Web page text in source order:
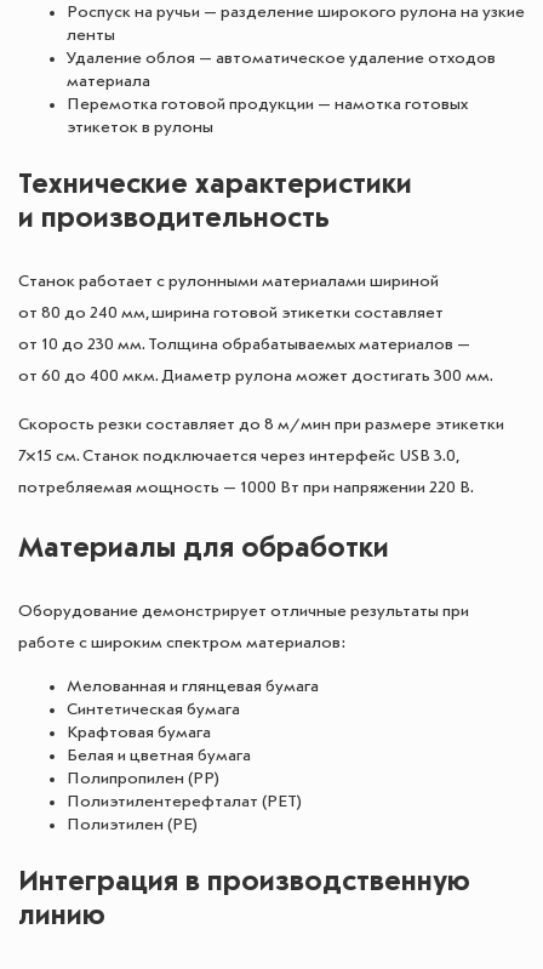
Роспуск на ручьи — разделение широкого рулона на узкие
ленты
Удаление облоя — автоматическое удаление отходов
материала
Перемотка готовой продукции — намотка готовых
этикеток в рулоны
Технические характеристики
и производительность
Станок работает с рулонными материалами шириной
от 80 до 240 мм, ширина готовой этикетки составляет
от 10 до 230 мм. Толщина обрабатываемых материалов —
от 60 до 400 мкм. Диаметр рулона может достигать 300 мм.
Скорость резки составляет до 8 м/мин при размере этикетки
7×15 см. Станок подключается через интерфейс USB 3.0,
потребляемая мощность — 1000 Вт при напряжении 220 В.
Материалы для обработки
Оборудование демонстрирует отличные результаты при
работе с широким спектром материалов:
Мелованная и глянцевая бумага
Синтетическая бумага
Крафтовая бумага
Белая и цветная бумага
Полипропилен (PP)
Полиэтилентерефталат (PET)
Полиэтилен (PE)
Интеграция в производственную
линию